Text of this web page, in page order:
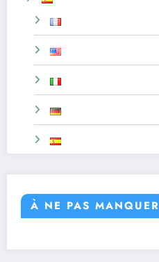
À NE PAS MANQUER